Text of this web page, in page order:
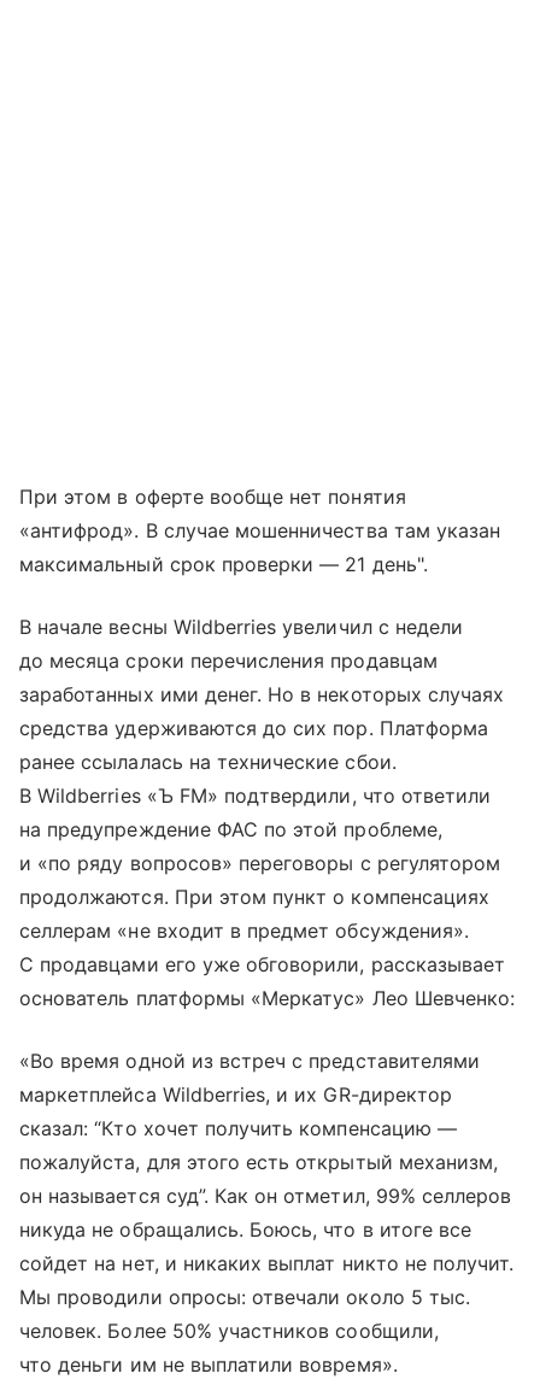
При этом в оферте вообще нет понятия
«антифрод». В случае мошенничества там указан
максимальный срок проверки — 21 день".
В начале весны Wildberries увеличил с недели
до месяца сроки перечисления продавцам
заработанных ими денег. Но в некоторых случаях
средства удерживаются до сих пор. Платформа
ранее ссылалась на технические сбои.
В Wildberries «Ъ FM» подтвердили, что ответили
на предупреждение ФАС по этой проблеме,
и «по ряду вопросов» переговоры с регулятором
продолжаются. При этом пункт о компенсациях
селлерам «не входит в предмет обсуждения».
С продавцами его уже обговорили, рассказывает
основатель платформы «Меркатус» Лео Шевченко:
«Во время одной из встреч с представителями
маркетплейса Wildberries, и их GR-директор
сказал: “Кто хочет получить компенсацию —
пожалуйста, для этого есть открытый механизм,
он называется суд”. Как он отметил, 99% селлеров
никуда не обращались. Боюсь, что в итоге все
сойдет на нет, и никаких выплат никто не получит.
Мы проводили опросы: отвечали около 5 тыс.
человек. Более 50% участников сообщили,
что деньги им не выплатили вовремя».